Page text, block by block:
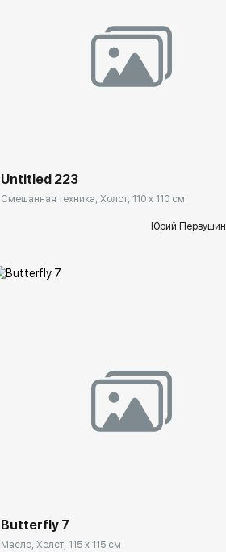
Untitled 223
Смешанная техника, Холст, 110 x 110 см
Юрий Первушин
Butterfly 7
Масло, Холст, 115 x 115 см